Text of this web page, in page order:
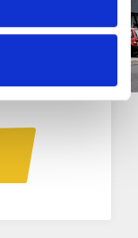
of bel